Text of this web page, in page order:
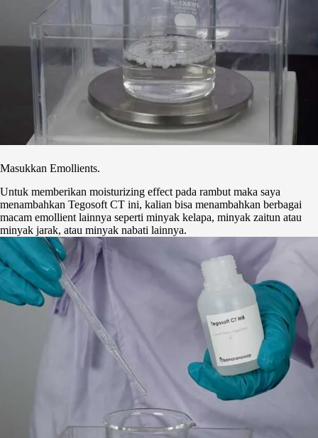
Masukkan Emollients.
Untuk memberikan moisturizing effect pada rambut maka saya
menambahkan Tegosoft CT ini, kalian bisa menambahkan berbagai
macam emollient lainnya seperti minyak kelapa, minyak zaitun atau
minyak jarak, atau minyak nabati lainnya.